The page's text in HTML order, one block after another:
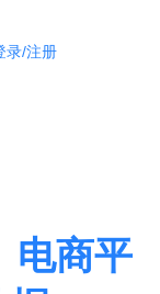
录/注册
电商平